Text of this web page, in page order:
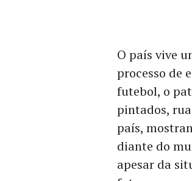
O país vive
processo de
futebol, o
pintados,
país,
diante do
apesar da